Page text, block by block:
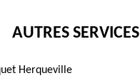
AUTRES SERVICES
Herqueville